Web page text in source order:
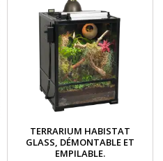
TERRARIUM HABISTAT
GLASS, DÉMONTABLE ET
EMPILABLE.